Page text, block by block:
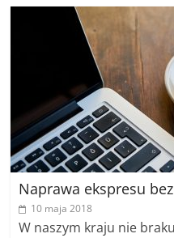
Naprawa ekspresu
10 maja 2018
W naszym kraju nie